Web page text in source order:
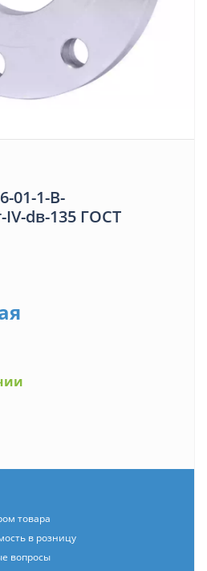
01-1-В-
IV-dв-135 ГОСТ
товара
в розницу
вопросы